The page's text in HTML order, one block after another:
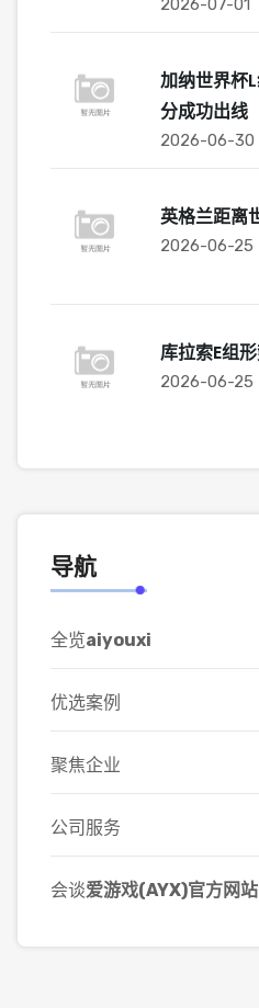
2026-07-01
加纳世界杯
分成功出线
2026-06-30
英格兰距离
2026-06-25
库拉索E组
2026-06-25
导航
全览aiyouxi
优选案例
聚焦企业
公司服务
会谈爱游戏(AYX)官方网站